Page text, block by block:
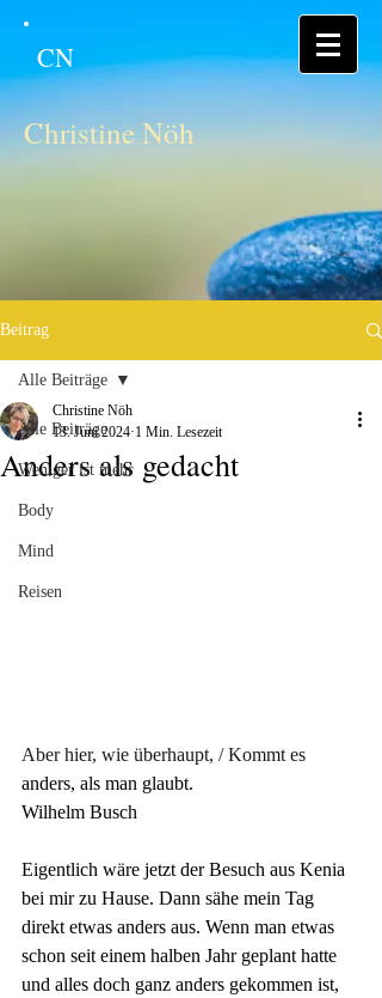
CN
Christine Nöh
Beitrag
Alle Beiträge
Weniger ist mehr
Body
Mind
Reisen
Alle Beiträge
Anders als gedacht
Christine Nöh
13. Juni 2024 1 Min. Lesezeit
Aber hier, wie überhaupt, / Kommt es
anders, als man glaubt.
Wilhelm Busch
Eigentlich wäre jetzt der Besuch aus Kenia
bei mir zu Hause. Dann sähe mein Tag
direkt etwas anders aus. Wenn man etwas
schon seit einem halben Jahr geplant hatte
und alles doch ganz anders gekommen ist,